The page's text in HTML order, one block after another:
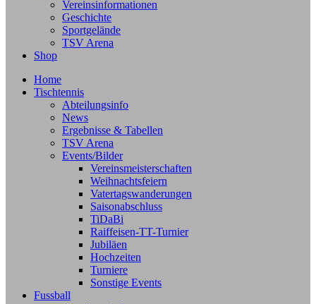
Vereinsinformationen
Geschichte
Sportgelände
TSV Arena
Shop
Home
Tischtennis
Abteilungsinfo
News
Ergebnisse & Tabellen
TSV Arena
Events/Bilder
Vereinsmeisterschaften
Weihnachtsfeiern
Vatertagswanderungen
Saisonabschluss
TiDaBi
Raiffeisen-TT-Turnier
Jubiläen
Hochzeiten
Turniere
Sonstige Events
Fussball